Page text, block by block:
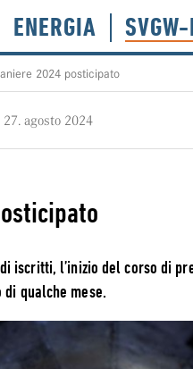
ENERGIA
2024 posticipato
27. agosto 2024
iscritti, l’inizio del corso di
qualche mese.